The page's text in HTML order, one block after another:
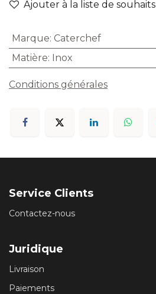
Ajouter à la liste de souhaits
Marque: Caterchef
Matière: Inox
Conditions générales
Service Clients
Contactez-nous
Juridique
Livraison
Paiements